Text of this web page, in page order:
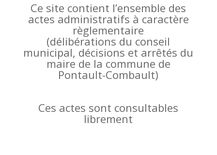
Ce site contient l’ensemble des
actes administratifs à caractère
règlementaire
(délibérations du conseil
municipal, décisions et arrêtés du
maire de la commune de
Pontault-Combault)
Ces actes sont consultables
librement